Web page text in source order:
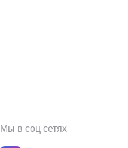
Мы в соц сетях